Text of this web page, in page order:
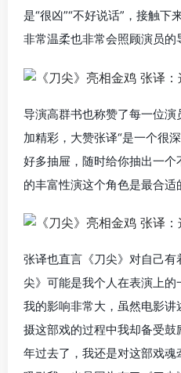
是“很凶”“不好说话”，接触
非常温柔也非常会照顾演员的
导演高群书也称赞了每一位
加精彩，大赞张译“是一个很
好多抽屉，随时给你抽出一
的丰富性演这个角色是最合适
张译也直言《刀尖》对自己有
尖》可能是我个人在表演上
我的影响非常大，虽然电影
摄这部戏的过程中我却备受
年过去了，我还是对这部戏